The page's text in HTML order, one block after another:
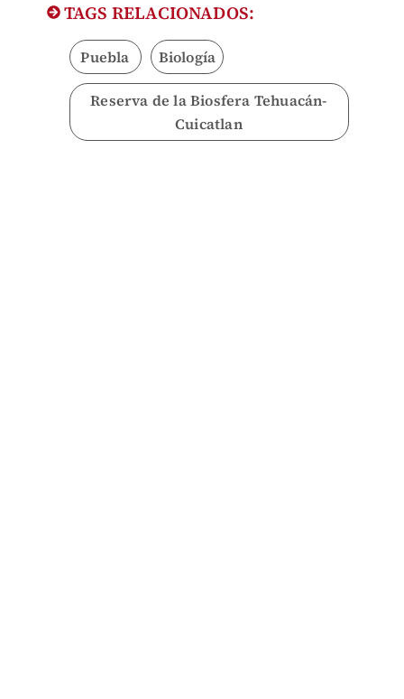
TAGS RELACIONADOS:
Puebla Biología
Reserva de la Biosfera Tehuacán-
Cuicatlan